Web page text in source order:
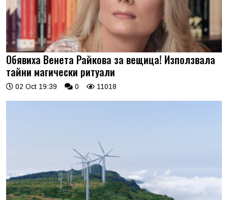
Обявиха Венета Райкова за вещица! Използвала
тайни магически ритуали
02 Oct 19:39 0 11018